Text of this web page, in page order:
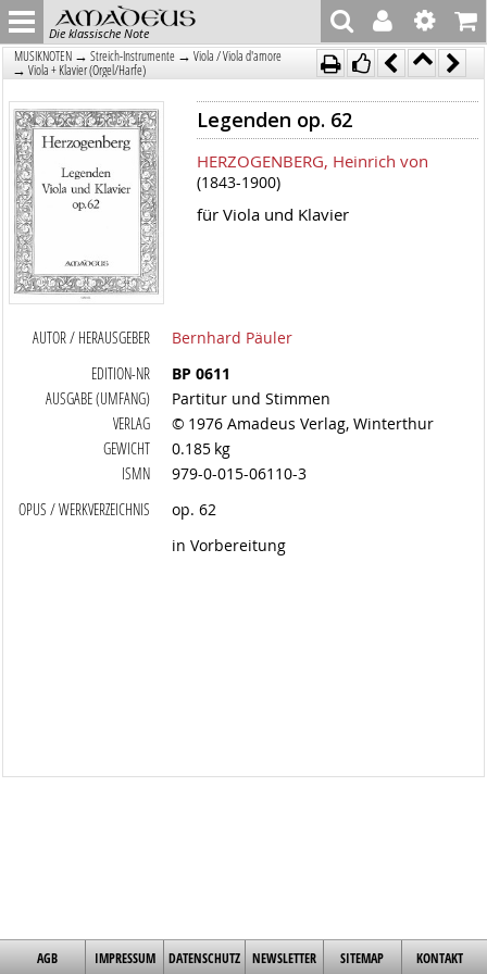
Die klassische Note
MUSIKNOTEN → Streich-Instrumente → Viola / Viola d'amore
→ Viola + Klavier (Orgel/Harfe)
Legenden op. 62
HERZOGENBERG, Heinrich von
(1843-1900)
für Viola und Klavier
AUTOR / HERAUSGEBER
Bernhard Päuler
EDITION-NR
BP 0611
AUSGABE (UMFANG)
Partitur und Stimmen
VERLAG
© 1976 Amadeus Verlag, Winterthur
GEWICHT
0.185 kg
ISMN
979-0-015-06110-3
OPUS / WERKVERZEICHNIS
op. 62
in Vorbereitung
AGB IMPRESSUM DATENSCHUTZ NEWSLETTER SITEMAP KONTAKT